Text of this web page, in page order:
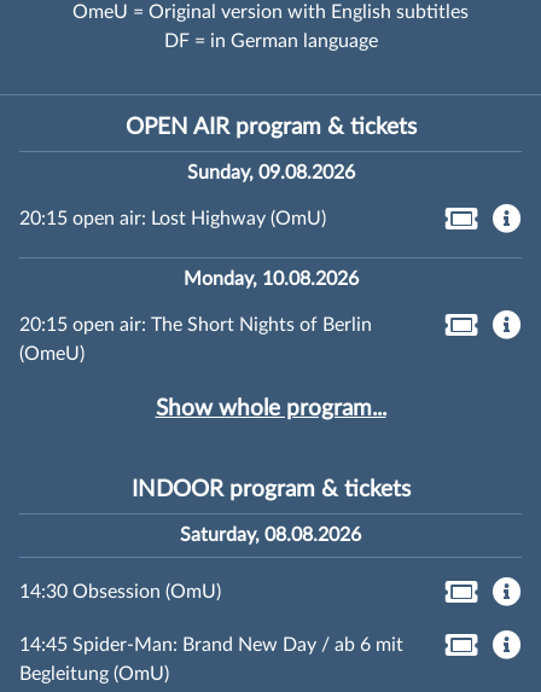
OmeU = Original version with English subtitles
DF = in German language
OPEN AIR program & tickets
Sunday, 09.08.2026
20:15 open air: Lost Highway (OmU)
Monday, 10.08.2026
20:15 open air: The Short Nights of Berlin
(OmeU)
Show whole program...
INDOOR program & tickets
Saturday, 08.08.2026
14:30 Obsession (OmU)
14:45 Spider-Man: Brand New Day / ab 6 mit
Begleitung (OmU)